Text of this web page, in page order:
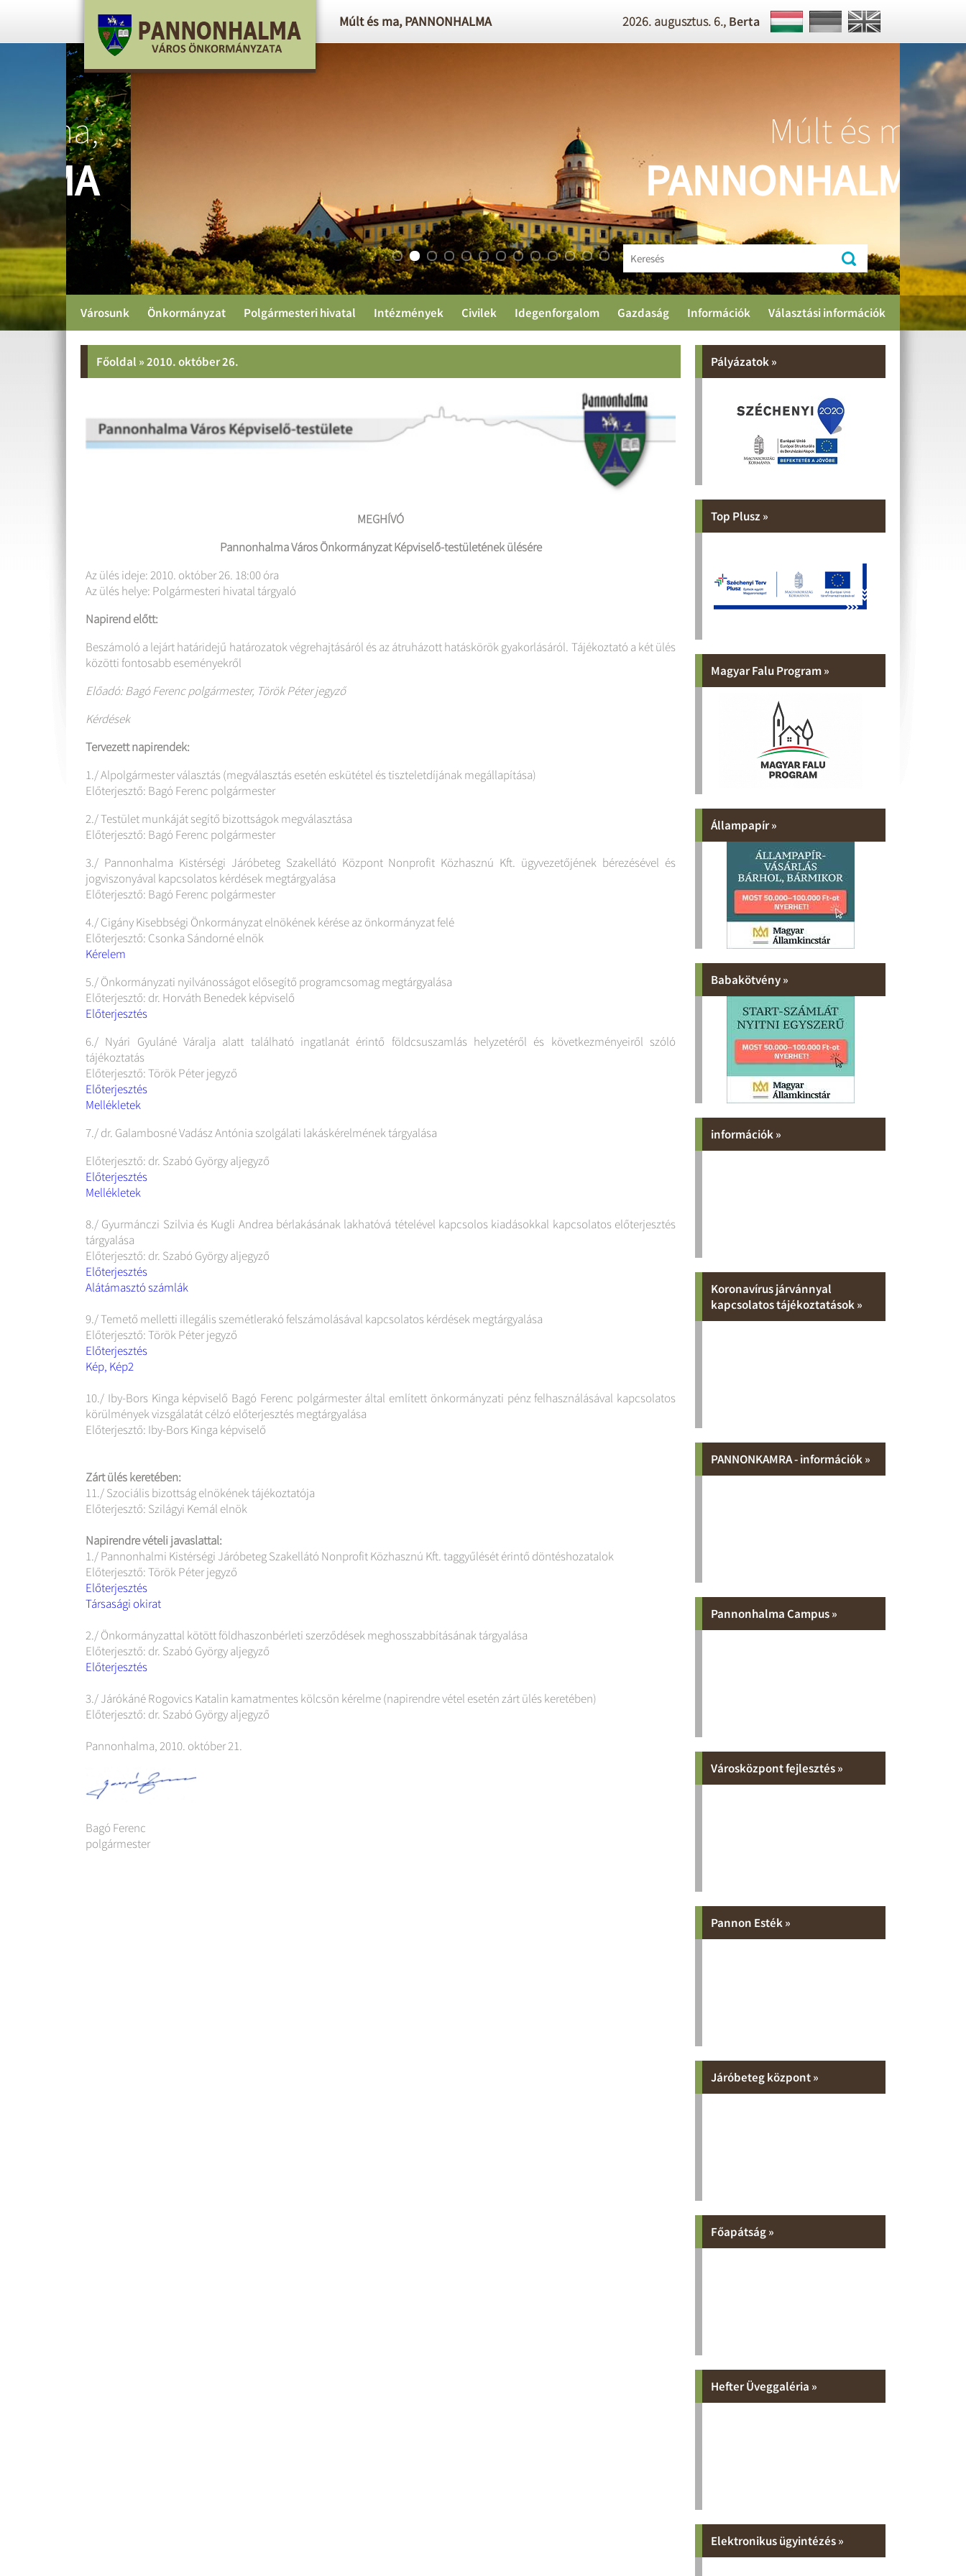
Múlt és ma,
PANNONHALMA
Múlt és ma,PANNONHALMA 2026. augusztus. 6., Berta
Városunk Önkormányzat Polgármesteri hivatal Intézmények Civilek Idegenforgalom Gazdaság Információk Választási információk
Főoldal »2010. október 26.
MEGHÍVÓ
Pannonhalma Város Önkormányzat Képviselő-testületének ülésére
Az ülés ideje: 2010. október 26. 18:00 óra
Az ülés helye: Polgármesteri hivatal tárgyaló
Napirend előtt:
Beszámoló a lejárt határidejű határozatok végrehajtásáról és az átruházott hatáskörök gyakorlásáról. Tájékoztató a két ülés
közötti fontosabb eseményekről
Előadó: Bagó Ferenc polgármester, Török Péter jegyző
Kérdések
Tervezett napirendek:
1./ Alpolgármester választás (megválasztás esetén eskütétel és tiszteletdíjának megállapítása)
Előterjesztő: Bagó Ferenc polgármester
2./ Testület munkáját segítő bizottságok megválasztása
Előterjesztő: Bagó Ferenc polgármester
3./ Pannonhalma Kistérségi Járóbeteg Szakellátó Központ Nonprofit Közhasznú Kft. ügyvezetőjének bérezésével és
jogviszonyával kapcsolatos kérdések megtárgyalása
Előterjesztő: Bagó Ferenc polgármester
4./ Cigány Kisebbségi Önkormányzat elnökének kérése az önkormányzat felé
Előterjesztő: Csonka Sándorné elnök
Kérelem
5./ Önkormányzati nyilvánosságot elősegítő programcsomag megtárgyalása
Előterjesztő: dr. Horváth Benedek képviselő
Előterjesztés
6./ Nyári Gyuláné Váralja alatt található ingatlanát érintő földcsuszamlás helyzetéről és következményeiről szóló
tájékoztatás
Előterjesztő: Török Péter jegyző
Előterjesztés
Mellékletek
7./ dr. Galambosné Vadász Antónia szolgálati lakáskérelmének tárgyalása
Előterjesztő: dr. Szabó György aljegyző
Előterjesztés
Mellékletek
8./ Gyurmánczi Szilvia és Kugli Andrea bérlakásának lakhatóvá tételével kapcsolos kiadásokkal kapcsolatos előterjesztés
tárgyalása
Előterjesztő: dr. Szabó György aljegyző
Előterjesztés
Alátámasztó számlák
9./ Temető melletti illegális szemétlerakó felszámolásával kapcsolatos kérdések megtárgyalása
Előterjesztő: Török Péter jegyző
Előterjesztés
Kép, Kép2
10./ Iby-Bors Kinga képviselő Bagó Ferenc polgármester által említett önkormányzati pénz felhasználásával kapcsolatos
körülmények vizsgálatát célzó előterjesztés megtárgyalása
Előterjesztő: Iby-Bors Kinga képviselő
Zárt ülés keretében:
11./ Szociális bizottság elnökének tájékoztatója
Előterjesztő: Szilágyi Kemál elnök
Napirendre vételi javaslattal:
1./ Pannonhalmi Kistérségi Járóbeteg Szakellátó Nonprofit Közhasznú Kft. taggyűlését érintő döntéshozatalok
Előterjesztő: Török Péter jegyző
Előterjesztés
Társasági okirat
2./ Önkormányzattal kötött földhaszonbérleti szerződések meghosszabbításának tárgyalása
Előterjesztő: dr. Szabó György aljegyző
Előterjesztés
3./ Járókáné Rogovics Katalin kamatmentes kölcsön kérelme (napirendre vétel esetén zárt ülés keretében)
Előterjesztő: dr. Szabó György aljegyző
Pannonhalma, 2010. október 21.
Bagó Ferenc
polgármester
Pályázatok »
Top Plusz »
Magyar Falu Program »
Állampapír »
Babakötvény »
információk »
Koronavírus járvánnyal
kapcsolatos tájékoztatások »
PANNONKAMRA - információk »
Pannonhalma Campus »
Városközpont fejlesztés »
Pannon Esték »
Járóbeteg központ »
Főapátság »
Hefter Üveggaléria »
Elektronikus ügyintézés »